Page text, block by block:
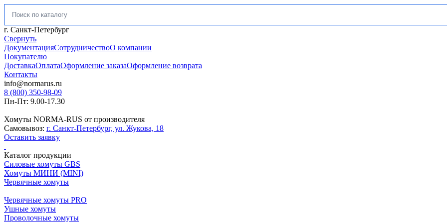
Искать:
г. Санкт-Петербург
Свернуть
ДокументацияСотрудничествоО компании
Покупателю
ДоставкаОплатаОформление заказаОформление возврата
Контакты
info@normarus.ru
8 (800) 350-98-09
Пн-Пт: 9.00-17.30
Хомуты NORMA-RUS от производителя
Самовывоз: г. Санкт-Петербург, ул. Жукова, 18
Оставить заявку
Каталог продукции
Силовые хомуты GBS
Хомуты МИНИ (MINI)
Червячные хомуты
Червячные хомуты PRO
Ушные хомуты
Проволочные хомуты